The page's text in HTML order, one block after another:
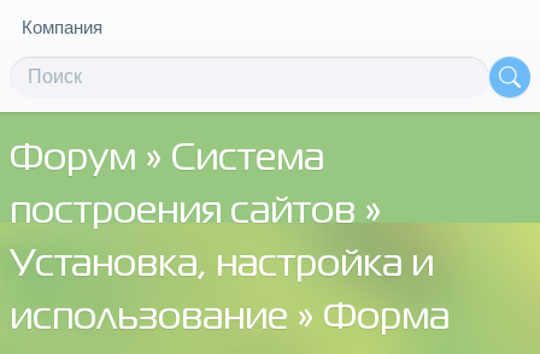
Компания
Форум » Система
построения сайтов »
Установка, настройка и
использование » Форма